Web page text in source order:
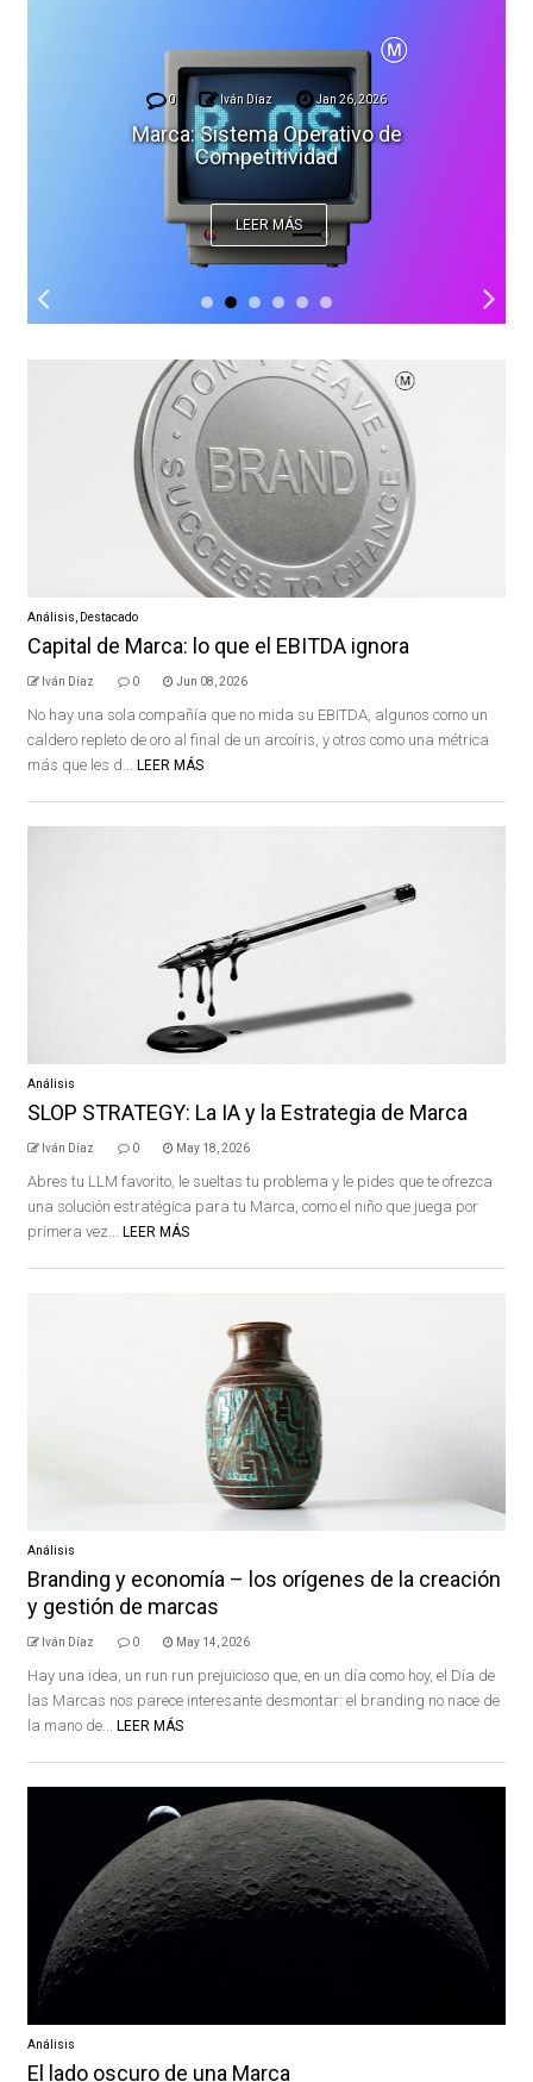
0 Iván Díaz Jan 26, 2026
Marca: Sistema Operativo de
Competitividad
LEER MÁS
Análisis Destacado
Capital de Marca: lo que el EBITDA ignora
Iván Díaz 0 Jun 08, 2026
No hay una sola compañía que no mida su EBITDA, algunos como un
caldero repleto de oro al final de un arcoíris, y otros como una métrica
más que les d... LEER MÁS
Análisis
SLOP STRATEGY: La IA y la Estrategia de Marca
Iván Díaz 0 May 18, 2026
Abres tu LLM favorito, le sueltas tu problema y le pides que te ofrezca
una solución estratégica para tu Marca, como el niño que juega por
primera vez... LEER MÁS
Análisis
Branding y economía – los orígenes de la creación
y gestión de marcas
Iván Díaz 0 May 14, 2026
Hay una idea, un run run prejuicioso que, en un día como hoy, el Día de
las Marcas nos parece interesante desmontar: el branding no nace de
la mano de... LEER MÁS
Análisis
El lado oscuro de una Marca